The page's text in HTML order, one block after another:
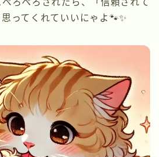
ろぺろされたら、「信頼されて
ってくれていいにゃよ🐾✨